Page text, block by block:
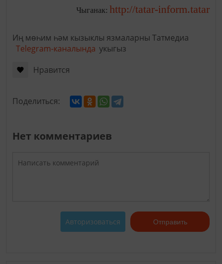
Чыганак: http://tatar-inform.tatar
Иң мөһим һәм кызыклы язмаларны Татмедиа
Telegram-каналында укыгыз
Нравится
Поделиться:
Нет комментариев
Авторизоваться Отправить